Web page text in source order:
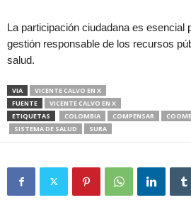
La participación ciudadana es esencial
gestión responsable de los recursos
salud.
VIA
VICENTE CALVO EN X
FUENTE
VICENTE CALVO EN X
ETIQUETAS
COLOMBIA COMPENSAR
SISTEMA DE SALUD
SURA